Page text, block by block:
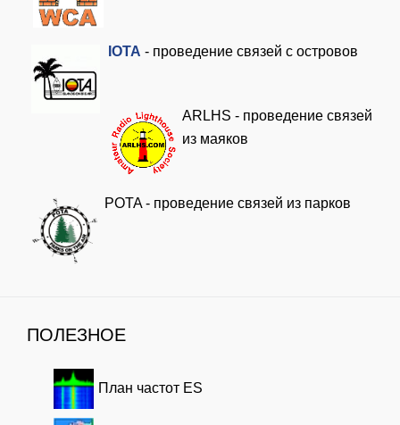
OTA - проведение связей с островов
ARLHS - проведение связей
из маяков
POTA - проведение связей из парков
ПОЛЕЗНОЕ
План частот ES